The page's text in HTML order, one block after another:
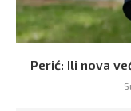
Perić: Ili nova